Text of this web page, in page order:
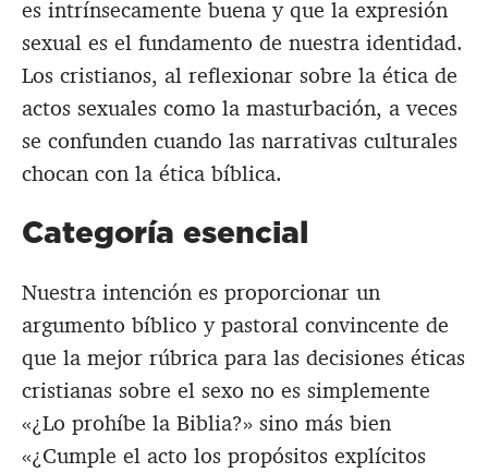
es intrínsecamente buena y que la expresión
sexual es el fundamento de nuestra identidad.
Los cristianos, al reflexionar sobre la ética de
actos sexuales como la masturbación, a veces
se confunden cuando las narrativas culturales
chocan con la ética bíblica.
Categoría esencial
Nuestra intención es proporcionar un
argumento bíblico y pastoral convincente de
que la mejor rúbrica para las decisiones éticas
cristianas sobre el sexo no es simplemente
«¿Lo prohíbe la Biblia?» sino más bien
«¿Cumple el acto los propósitos explícitos